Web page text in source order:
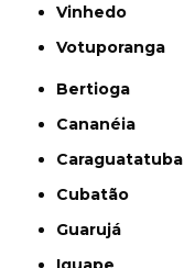
Vinhedo
Votuporanga
Bertioga
Cananéia
Caraguatatuba
Cubatão
Guarujá